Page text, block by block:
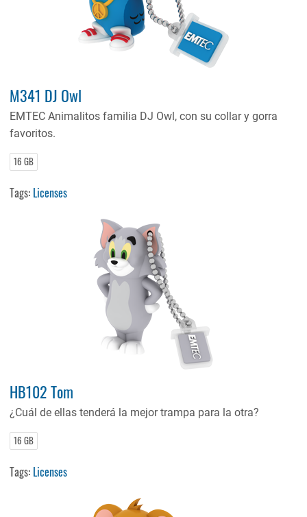
M341 DJ Owl
EMTEC Animalitos familia DJ Owl, con su collar y gorra
favoritos.
16 GB
Tags: Licenses
HB102 Tom
¿Cuál de ellas tenderá la mejor trampa para la otra?
16 GB
Tags: Licenses